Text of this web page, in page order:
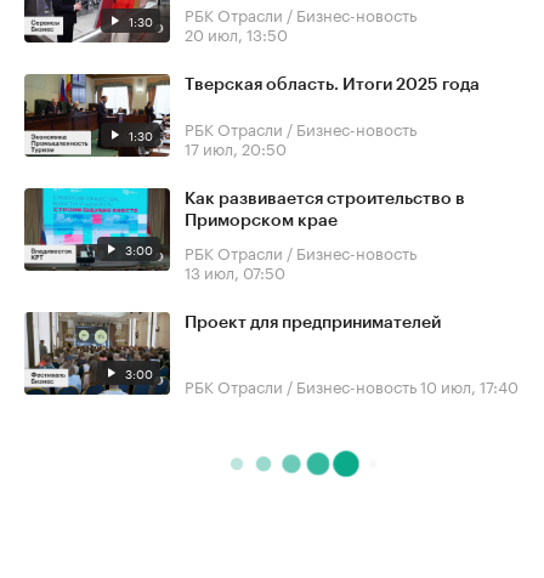
1:30
РБК Отрасли / Бизнес-новость
20 июл, 13:50
1:30
Тверская область. Итоги 2025 года
РБК Отрасли / Бизнес-новость
17 июл, 20:50
3:00
Как развивается строительство в
Приморском крае
РБК Отрасли / Бизнес-новость
13 июл, 07:50
3:00
Проект для предпринимателей
РБК Отрасли / Бизнес-новость10 июл, 17:40